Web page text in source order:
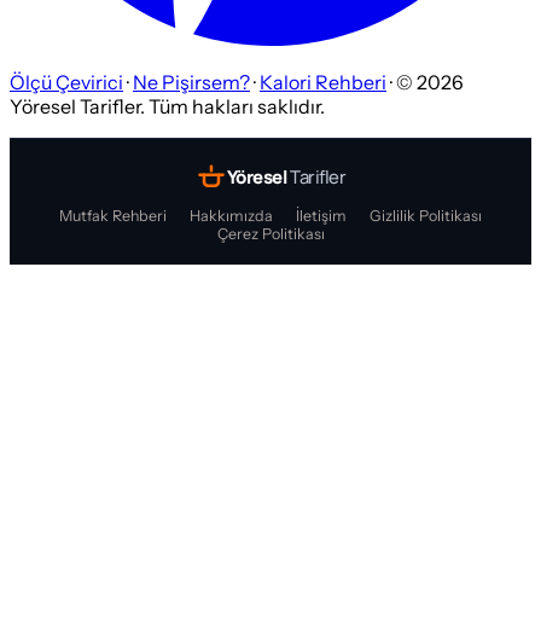
Ölçü Çevirici · Ne Pişirsem?· Kalori Rehberi · © 2026
Yöresel Tarifler. Tüm hakları saklıdır.
YöreselTarifler
Mutfak Rehberi Hakkımızda İletişim
Gizlilik Politikası
Çerez Politikası